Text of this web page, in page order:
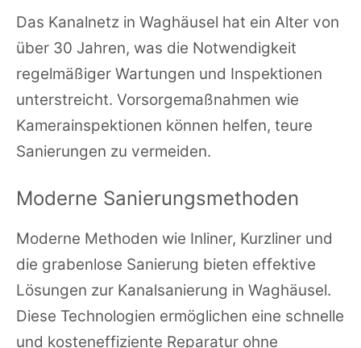
Das Kanalnetz in Waghäusel hat ein Alter von
über 30 Jahren, was die Notwendigkeit
regelmäßiger Wartungen und Inspektionen
unterstreicht. Vorsorgemaßnahmen wie
Kamerainspektionen können helfen, teure
Sanierungen zu vermeiden.
Moderne Sanierungsmethoden
Moderne Methoden wie Inliner, Kurzliner und
die grabenlose Sanierung bieten effektive
Lösungen zur Kanalsanierung in Waghäusel.
Diese Technologien ermöglichen eine schnelle
und kosteneffiziente Reparatur ohne